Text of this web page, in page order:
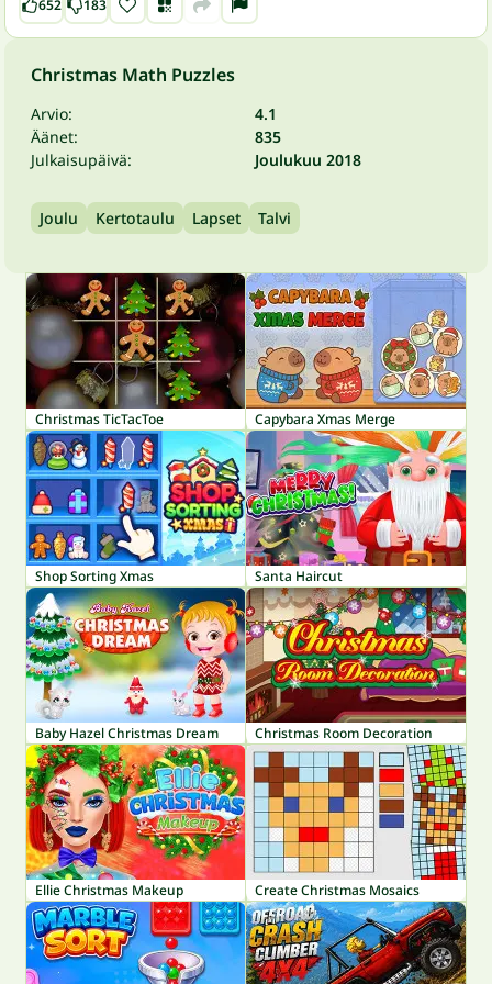
652 183
Christmas Math Puzzles
Arvio:
4.1
Äänet:
835
Julkaisupäivä:
Joulukuu 2018
Joulu Kertotaulu Lapset Talvi
Christmas TicTacToe Capybara Xmas Merge
Shop Sorting Xmas Santa Haircut
Baby Hazel Christmas Dream Christmas Room Decoration
Ellie Christmas Makeup Create Christmas Mosaics